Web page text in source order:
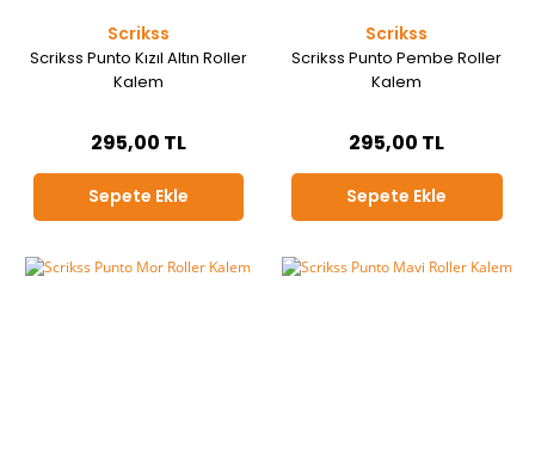
Scrikss
Scrikss Punto Kızıl Altın Roller
Kalem
295,00 TL
Sepete Ekle
Scrikss
Scrikss Punto Pembe Roller
Kalem
295,00 TL
Sepete Ekle